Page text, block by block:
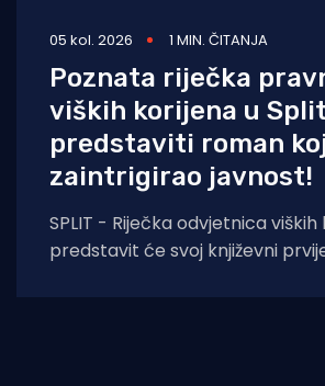
05 kol. 2026 1 MIN. ČITANJA
Poznata riječka
viških korijena u
predstaviti roman
zaintrigirao javnost!
SPLIT - Riječka odvjetnica
predstavit će svoj književni